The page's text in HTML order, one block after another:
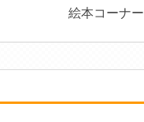
絵本コーナー